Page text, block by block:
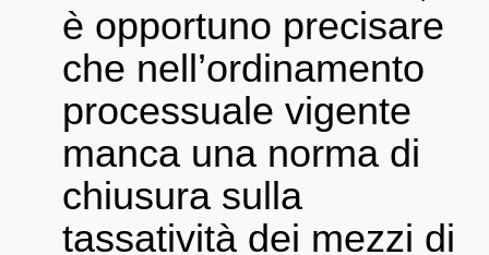
è opportuno precisare
che nell’ordinamento
processuale vigente
manca una norma di
chiusura sulla
tassatività dei mezzi di